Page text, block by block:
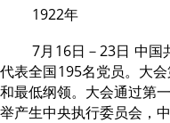
1922年
7月16日－23日 中国
代表全国195名党员。大
和最低纲领。大会通过第
举产生中央执行委员会，